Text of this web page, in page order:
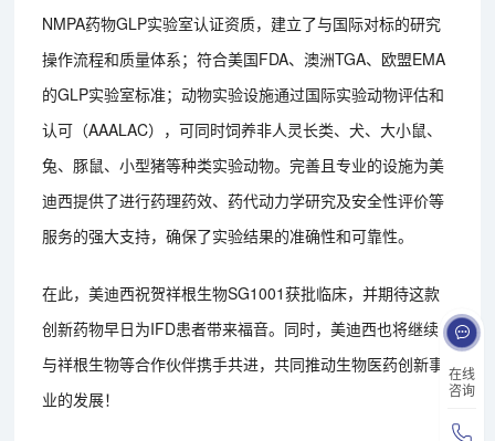
在线
咨询
NMPA药物GLP实验室认证资质，建立了与国际对标的研究
操作流程和质量体系；符合美国FDA、澳洲TGA、欧盟EMA
的GLP实验室标准；动物实验设施通过国际实验动物评估和
认可（AAALAC），可同时饲养非人灵长类、犬、大小鼠、
兔、豚鼠、小型猪等种类实验动物。完善且专业的设施为美
迪西提供了进行药理药效、药代动力学研究及安全性评价等
服务的强大支持，确保了实验结果的准确性和可靠性。
在此，美迪西祝贺祥根生物SG1001获批临床，并期待这款
创新药物早日为IFD患者带来福音。同时，美迪西也将继续
与祥根生物等合作伙伴携手共进，共同推动生物医药创新事
业的发展！